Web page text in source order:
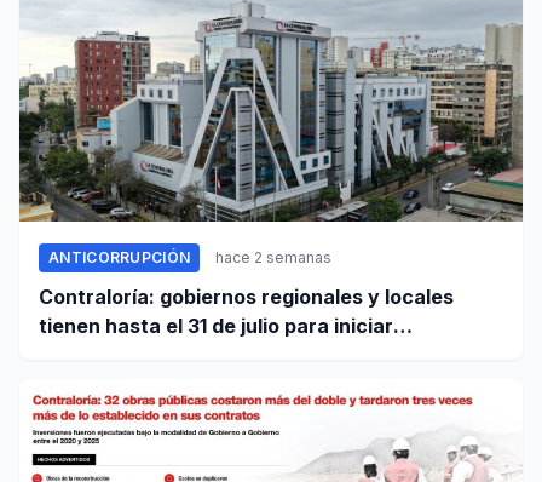
ANTICORRUPCIÓN hace 2 semanas
Contraloría: gobiernos regionales y locales
tienen hasta el 31 de julio para iniciar